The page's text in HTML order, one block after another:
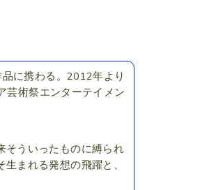
に携わる。2012年より
芸術祭エンターテイメン
そういったものに縛られ
まれる発想の飛躍と、